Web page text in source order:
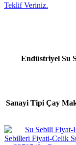
Teklif Veriniz.
Endüstriyel Su
Sanayi Tipi Çay